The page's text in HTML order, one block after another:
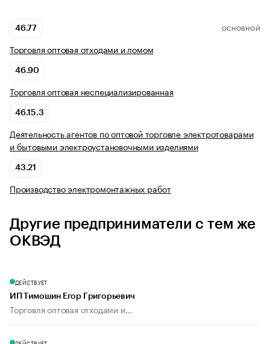
46.77 ОСНОВНОЙ
Торговля оптовая отходами и ломом
46.90
Торговля оптовая неспециализированная
46.15.3
Деятельность агентов по оптовой торговле электротоварами
и бытовыми электроустановочными изделиями
43.21
Производство электромонтажных работ
Другие предприниматели с тем же
ОКВЭД
ДЕЙСТВУЕТ
ИП Тимошин Егор Григорьевич
Торговля оптовая отходами и...